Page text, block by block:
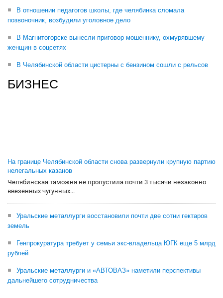
В отношении педагогов школы, где челябинка сломала
позвоночник, возбудили уголовное дело
В Магнитогорске вынесли приговор мошеннику, охмурявшему
женщин в соцсетях
В Челябинской области цистерны с бензином сошли с рельсов
БИЗНЕС
На границе Челябинской области снова развернули крупную партию
нелегальных казанов
Челябинская таможня не пропустила почти 3 тысячи незаконно
ввезенных чугунных...
Уральские металлурги восстановили почти две сотни гектаров
земель
Генпрокуратура требует у семьи экс-владельца ЮГК еще 5 млрд
рублей
Уральские металлурги и «АВТОВАЗ» наметили перспективы
дальнейшего сотрудничества